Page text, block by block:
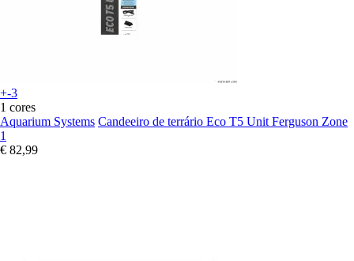
+-3
1 cores
Aquarium Systems Candeeiro de terrário Eco T5 Unit Ferguson Zone
1
€ 82,99